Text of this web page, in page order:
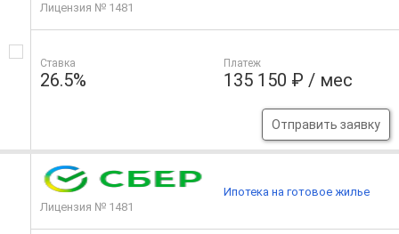
Лицензия № 1481
Ставка
26.5%
Платеж
135 150 ₽ / мес
Отправить заявку
Лицензия № 1481
Ипотека на готовое жилье